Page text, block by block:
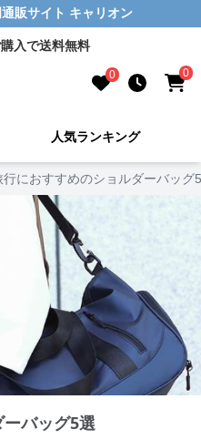
販サイト キャリオン
入で送料無料
0 0
人気ランキング
行におすすめのショルダーバッグ
バッグ5選